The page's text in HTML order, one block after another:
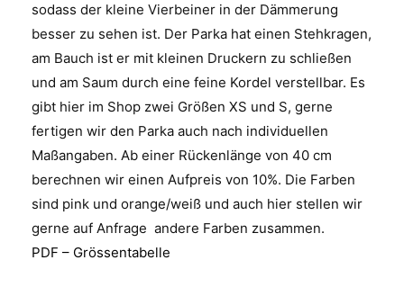
sodass der kleine Vierbeiner in der Dämmerung
besser zu sehen ist. Der Parka hat einen Stehkragen,
am Bauch ist er mit kleinen Druckern zu schließen
und am Saum durch eine feine Kordel verstellbar. Es
gibt hier im Shop zwei Größen XS und S, gerne
fertigen wir den Parka auch nach individuellen
Maßangaben. Ab einer Rückenlänge von 40 cm
berechnen wir einen Aufpreis von 10%. Die Farben
sind pink und orange/weiß und auch hier stellen wir
gerne auf Anfrage andere Farben zusammen.
PDF – Grössentabelle